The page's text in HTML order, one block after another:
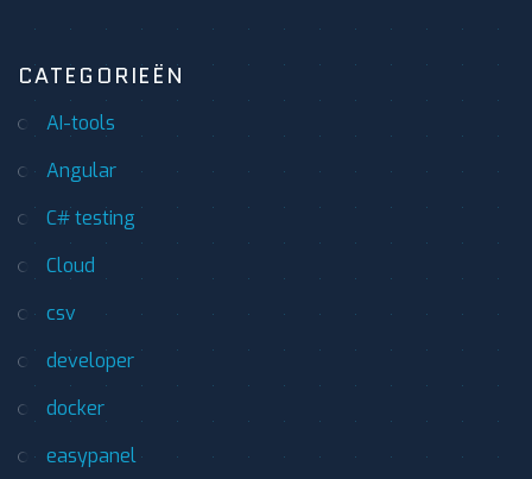
CATEGORIEËN
AI-tools
Angular
C# testing
Cloud
csv
developer
docker
easypanel